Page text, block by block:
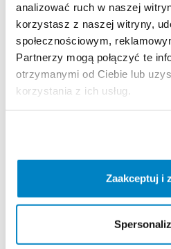
analizować ruch w naszej
korzystasz z naszej witryny,
społecznościowym,
Partnerzy mogą połączyć te
otrzymanymi od Ciebie lub
korzystania z ich usług.
Zaakceptuj i
Strona produktu w sklepie
Zasady
REGULAMIN
Nie pobieramy kaucji